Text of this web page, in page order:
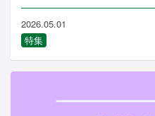
2026.05.01
特集